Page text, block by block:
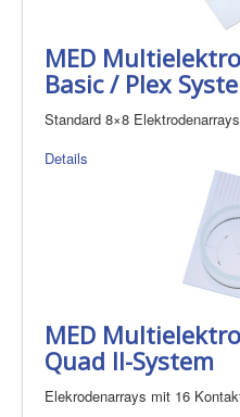
MED
Basic / Plex
Standard 8×8
Details
MED
Quad II-System
Elekrodenarrays mit 16